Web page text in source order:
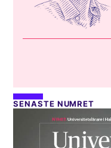
SENASTE NUMRET